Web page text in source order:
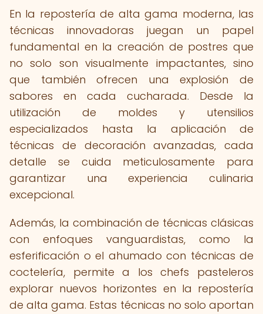
En la repostería de alta gama moderna, las
técnicas innovadoras juegan un papel
fundamental en la creación de postres que
no solo son visualmente impactantes, sino
que también ofrecen una explosión de
sabores en cada cucharada. Desde la
utilización de moldes y utensilios
especializados hasta la aplicación de
técnicas de decoración avanzadas, cada
detalle se cuida meticulosamente para
garantizar una experiencia culinaria
excepcional.
Además, la combinación de técnicas clásicas
con enfoques vanguardistas, como la
esferificación o el ahumado con técnicas de
coctelería, permite a los chefs pasteleros
explorar nuevos horizontes en la repostería
de alta gama. Estas técnicas no solo aportan